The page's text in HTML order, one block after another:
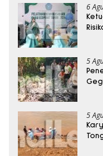
6
5
5